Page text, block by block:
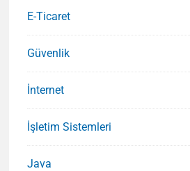
E-Ticaret
Güvenlik
İnternet
İşletim Sistemleri
Java